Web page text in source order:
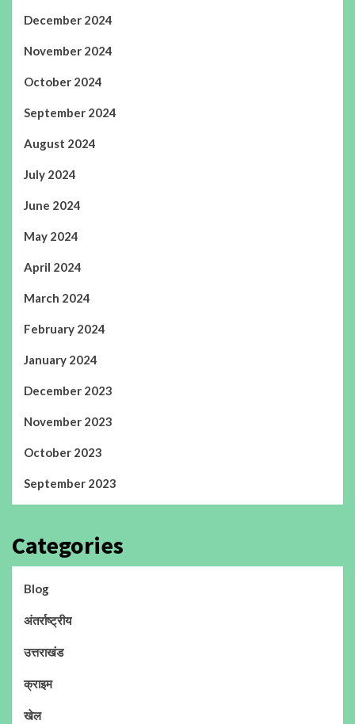
December 2024
November 2024
October 2024
September 2024
August 2024
July 2024
June 2024
May 2024
April 2024
March 2024
February 2024
January 2024
December 2023
November 2023
October 2023
September 2023
Categories
Blog
अंतर्राष्ट्रीय
उत्तराखंड
क्राइम
खेल